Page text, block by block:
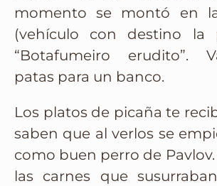
momento se montó en
(vehículo con destino la
“Botafumeiro erudito”.
patas para un banco.
Los platos de picaña te
saben que al verlos se
como buen perro de Pavlov.
las carnes que